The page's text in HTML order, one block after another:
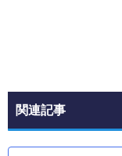
関連記事